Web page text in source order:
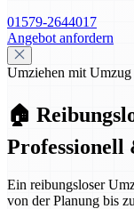
01579-2644017
Angebot anfordern
Umziehen mit
🏠
Professionell
Ein reibungsloser
von der Planung bis